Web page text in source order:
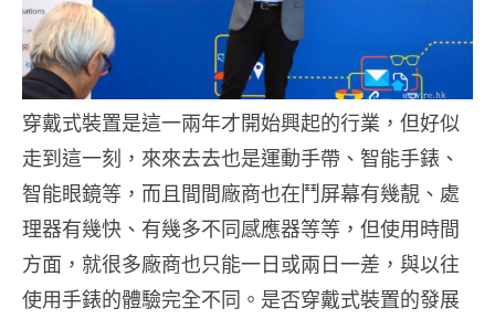
穿戴式裝置是這一兩年才開始興起的行業，但好似
走到這一刻，來來去去也是運動手帶、智能手錶、
智能眼鏡等，而且間間廠商也在鬥屏幕有幾靚、處
理器有幾快、有幾多不同感應器等等，但使用時間
方面，就很多廠商也只能一日或兩日一差，與以往
使用手錶的體驗完全不同。是否穿戴式裝置的發展